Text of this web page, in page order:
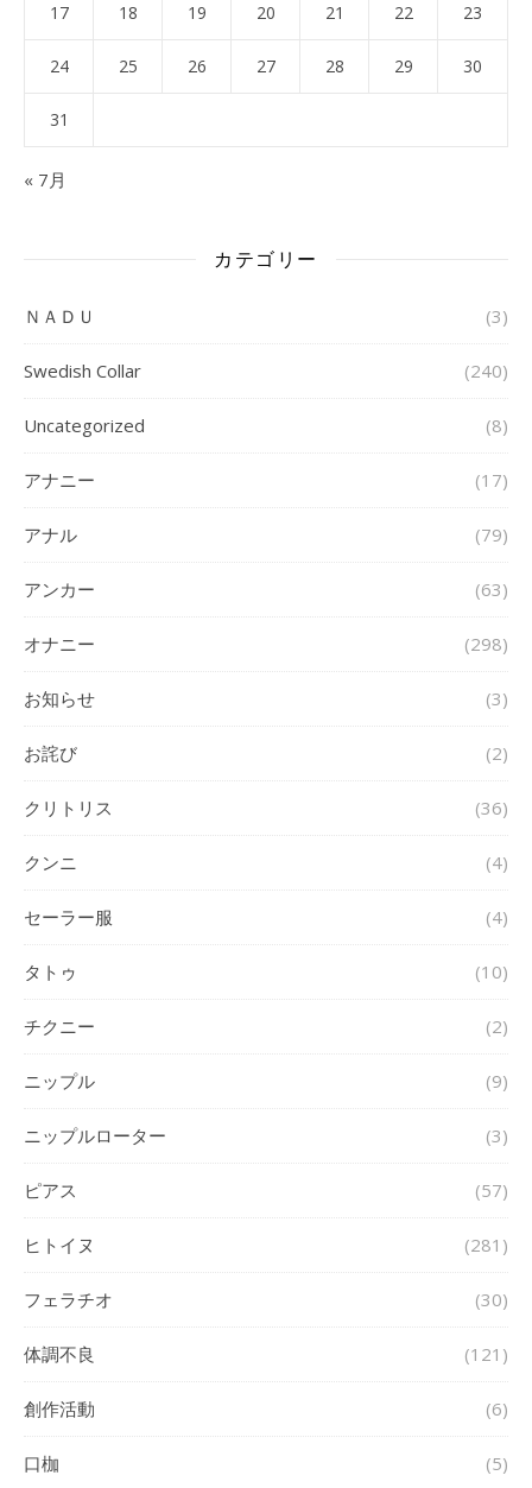
17 18 19 20 21 22 23
24 25 26 27 28 29 30
31
« 7月
カテゴリー
ＮＡＤＵ (3)
Swedish Collar (240)
Uncategorized (8)
アナニー (17)
アナル (79)
アンカー (63)
オナニー (298)
お知らせ (3)
お詫び (2)
クリトリス (36)
クンニ (4)
セーラー服 (4)
タトゥ (10)
チクニー (2)
ニップル (9)
ニップルローター (3)
ピアス (57)
ヒトイヌ (281)
フェラチオ (30)
体調不良 (121)
創作活動 (6)
口枷 (5)